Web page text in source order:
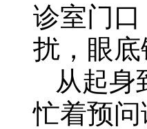
诊室门
扰，眼
从起身
忙着预